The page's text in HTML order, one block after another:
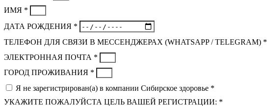
ИМЯ *
ДАТА РОЖДЕНИЯ *
ТЕЛЕФОН ДЛЯ СВЯЗИ В МЕССЕНДЖЕРАХ (WHATSAPP / TELEGRAM) *
ЭЛЕКТРОННАЯ ПОЧТА *
ГОРОД ПРОЖИВАНИЯ *
Я не зарегистрирован(а) в компании Сибирское здоровье *
УКАЖИТЕ ПОЖАЛУЙСТА ЦЕЛЬ ВАШЕЙ РЕГИСТРАЦИИ: *